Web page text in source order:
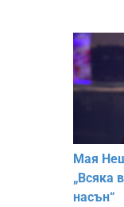
Мая
„Всяка
насън“